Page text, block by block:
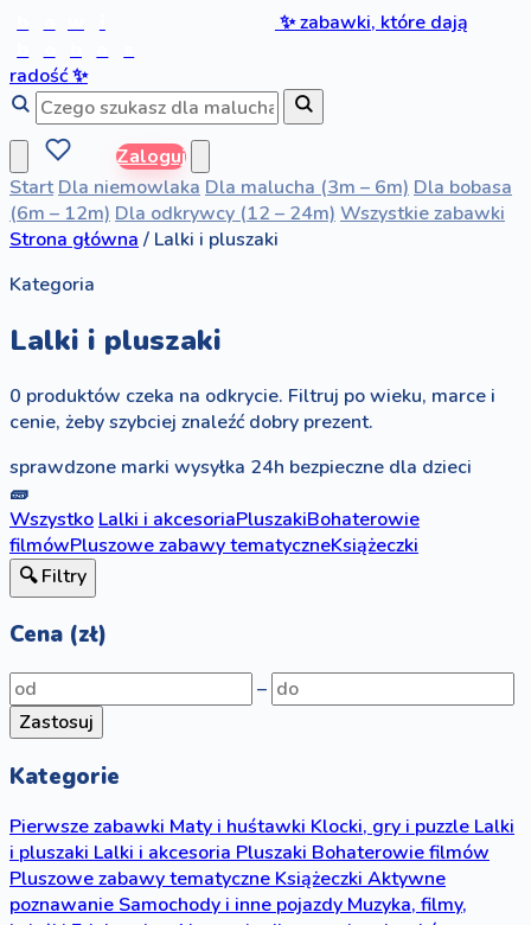
✨zabawki, które dają
radość✨
Zaloguj
Start Dla niemowlaka Dla malucha (3m – 6m) Dla bobasa
(6m – 12m) Dla odkrywcy (12 – 24m) Wszystkie zabawki
Strona główna / Lalki i pluszaki
Kategoria
Lalki i pluszaki
0 produktów czeka na odkrycie. Filtruj po wieku, marce i
cenie, żeby szybciej znaleźć dobry prezent.
sprawdzone marki wysyłka 24h bezpieczne dla dzieci
🧱
Wszystko Lalki i akcesoriaPluszakiBohaterowie
filmówPluszowe zabawy tematyczneKsiążeczki
🔍 Filtry
Cena (zł)
–
Zastosuj
Kategorie
Pierwsze zabawkiMaty i huśtawkiKlocki, gry i puzzleLalki
i pluszakiLalki i akcesoriaPluszakiBohaterowie filmów
Pluszowe zabawy tematyczneKsiążeczkiAktywne
poznawanieSamochody i inne pojazdyMuzyka, filmy,